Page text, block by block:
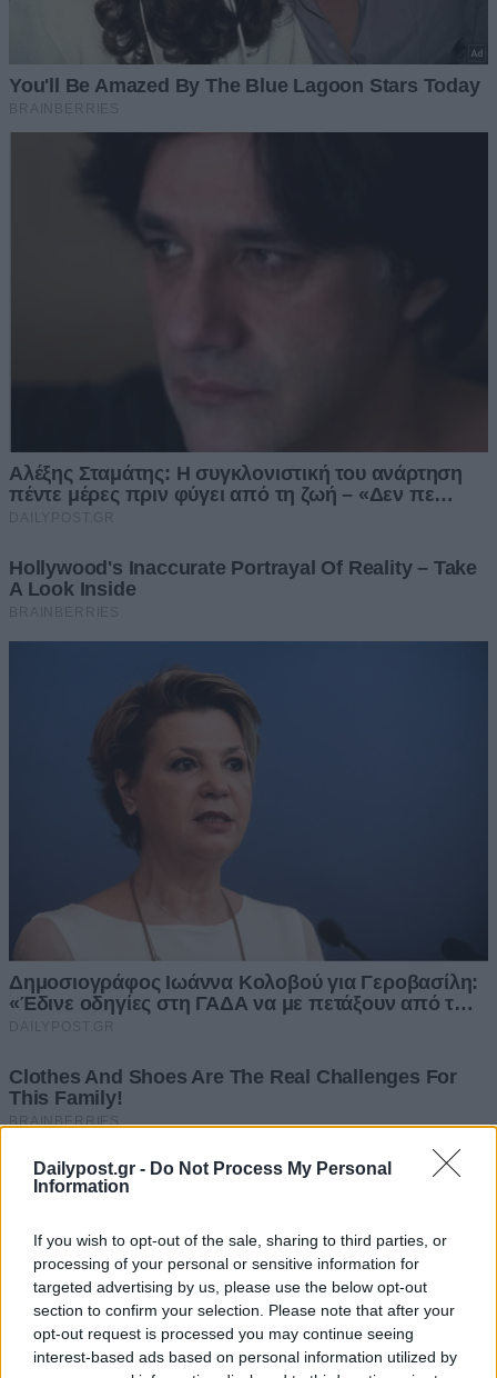
Dailypost.gr - Do Not Process My Personal
Information
If you wish to opt-out of the sale, sharing to third parties, or
processing of your personal or sensitive information for
targeted advertising by us, please use the below opt-out
section to confirm your selection. Please note that after your
opt-out request is processed you may continue seeing
interest-based ads based on personal information utilized by